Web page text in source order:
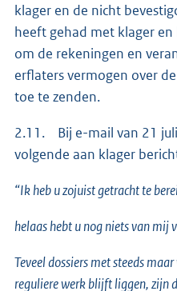
klager en de nicht
heeft gehad met klager
om de rekeningen en
erflaters vermogen over
toe te zenden.
2.11. Bij e-mail van 21
volgende aan klager
“Ik heb u zojuist getracht te
helaas hebt u nog niets van mij
Teveel dossiers met steeds
reguliere werk blijft liggen, zijn